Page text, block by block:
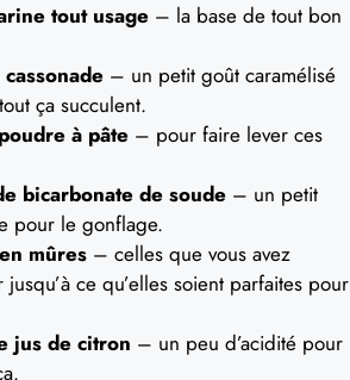
tout usage – la base de tout bon
– un petit goût caramélisé
ça succulent.
à pâte – pour faire lever ces
bicarbonate de soude – un petit
pour le gonflage.
mûres – celles que vous avez
jusqu’à ce qu’elles soient parfaites pour
jus de citron – un peu d’acidité pour